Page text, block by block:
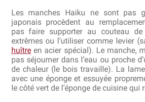
Les manches Haiku ne sont pas
japonais procèdent au
pas faire supporter au couteau de
extrêmes ou l’utiliser comme levier
huîtreen acier spécial). Le manche,
pas séjourner dans l’eau ou proche
de chaleur (le bois travaille). La
avec une éponge et essuyée
le côté vert de l’éponge de cuisine qui